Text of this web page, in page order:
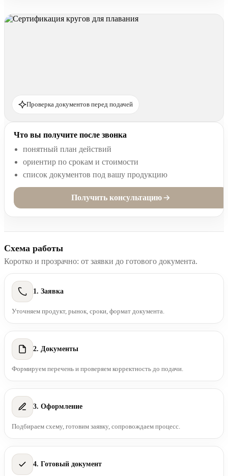
Проверка документов перед подачей
Что вы получите после звонка
понятный план действий
ориентир по срокам и стоимости
список документов под вашу продукцию
Получить консультацию
Схема работы
Коротко и прозрачно: от заявки до готового документа.
1. Заявка
Уточняем продукт, рынок, сроки, формат документа.
2. Документы
Формируем перечень и проверяем корректность до подачи.
3. Оформление
Подбираем схему, готовим заявку, сопровождаем процесс.
4. Готовый документ